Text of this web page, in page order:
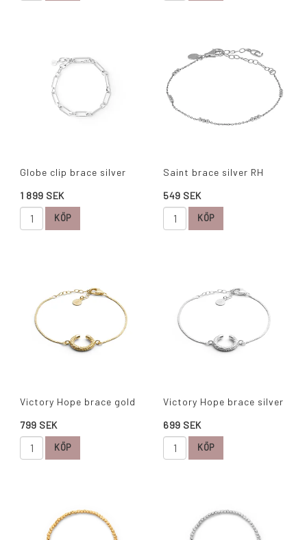
Globe clip brace silver
1 899 SEK
KÖP
Saint brace silver RH
549 SEK
KÖP
Victory Hope brace gold
799 SEK
KÖP
Victory Hope brace silver
699 SEK
KÖP